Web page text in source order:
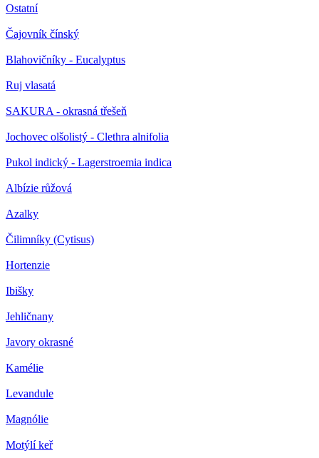
Ostatní
Čajovník čínský
Blahovičníky - Eucalyptus
Ruj vlasatá
SAKURA - okrasná třešeň
Jochovec olšolistý - Clethra alnifolia
Pukol indický - Lagerstroemia indica
Albízie růžová
Azalky
Čilimníky (Cytisus)
Hortenzie
Ibišky
Jehličnany
Javory okrasné
Kamélie
Levandule
Magnólie
Motýlí keř